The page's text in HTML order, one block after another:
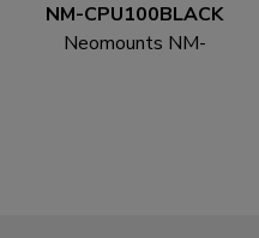
NM-CPU100BLACK
Neomounts NM-